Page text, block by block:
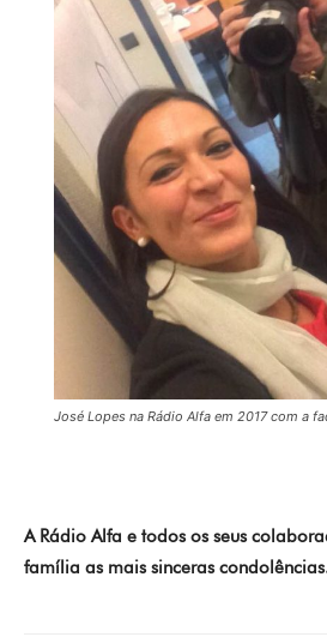
José Lopes na Rádio Alfa em 2017 com a
A Rádio Alfa e todos os seus
família as mais sinceras